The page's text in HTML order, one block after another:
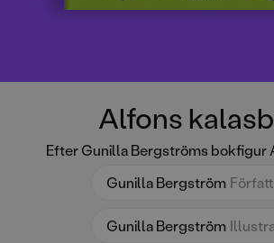
Alfons
Efter Gunilla Bergströms bokfigur
Gunilla Bergström
Gunilla Bergström